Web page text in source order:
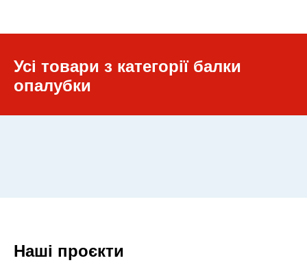
Усі товари з категорії балки
опалубки
Наші проєкти